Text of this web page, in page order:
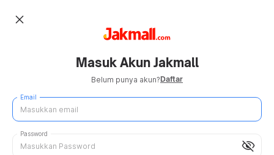
close
Masuk Akun Jakmall
Belum punya akun?Daftar
Email
visibility_off
Password